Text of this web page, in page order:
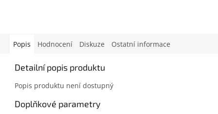
Popis Hodnocení Diskuze Ostatní informace
Detailní popis produktu
Popis produktu není dostupný
Doplňkové parametry